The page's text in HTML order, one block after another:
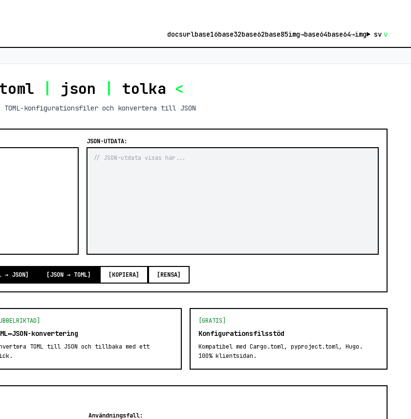
docsurlbase16base32base62base85img→base64base64→img sv v
toml json tolka <
konfigurationsfiler och konvertera till JSON
JSON-UTDATA:
→ JSON] [JSON → TOML] [KOPIERA] [RENSA]
konvertering
TOML till JSON och tillbaka med ett
[GRATIS]
Konfigurationsfilsstöd
Kompatibel med Cargo.toml, pyproject.toml, Hugo.
100% klientsidan.
Användningsfall: